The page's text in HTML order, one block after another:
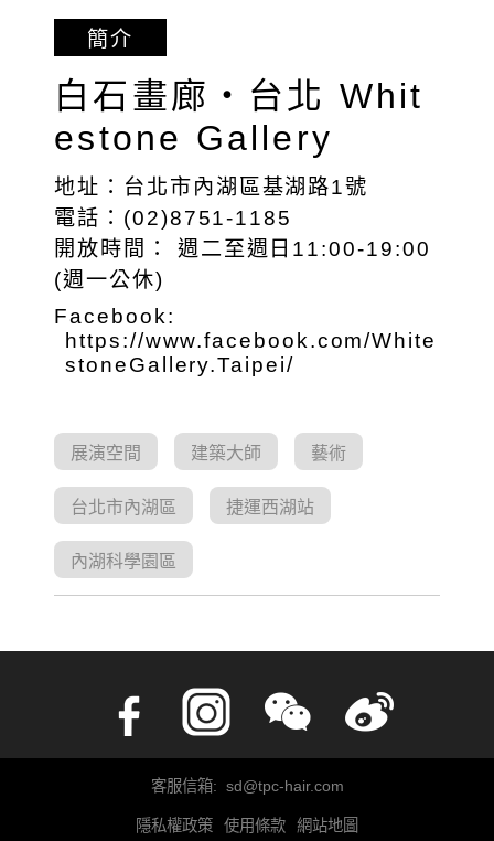
簡介
白石畫廊・台北 Whit
estone Gallery
地址：台北市內湖區基湖路1號
電話：(02)8751-1185
開放時間： 週二至週日11:00-19:00
(週一公休)
Facebook:
https://www.facebook.com/White
stoneGallery.Taipei/
展演空間 建築大師 藝術
台北市內湖區 捷運西湖站
內湖科學園區
客服信箱: sd@tpc-hair.com
隱私權政策 使用條款 網站地圖